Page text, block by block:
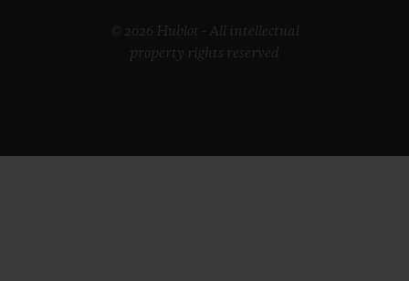
© 2026 Hublot - All intellectual
property rights reserved